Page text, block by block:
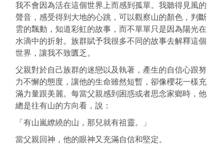
我不會因為活在這個世界上而感到孤單。我聽得見風的
聲音，感受得到大地的心跳，可以觀察山的顏色，判斷
雲的飄動，知道彩虹的故事，而不單單只是因為陽光在
水滴中的折射。族群賦予我很多不同的故事去解釋這個
世界，讓我不致匱乏。
父親對於自己族群的迷戀以及執著，產生的自信心跟努
力不懈的態度，讓他的生命雖然短暫，卻像櫻花一樣充
滿力量跟美麗。每當父親感到困惑或者思念家鄉時，他
總是往有山的方向看，說：
「有山嵐繚繞的山，那兒就有祖靈。」
當父親回神，他的眼神又充滿自信和堅定。